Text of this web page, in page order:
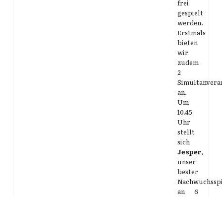
frei
gespielt
werden.
Erstmals
bieten
wir
zudem
2
an.
Um
10.45
Uhr
stellt
sich
Jesper,
unser
bester
an 6